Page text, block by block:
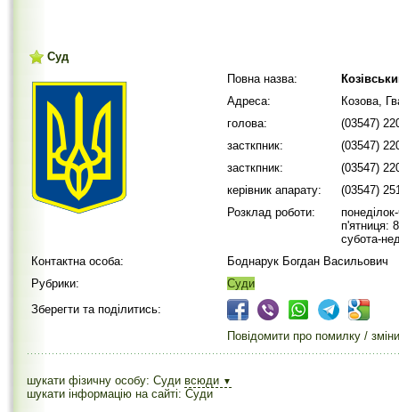
Суд
Повна назва:
Адреса:
Козова,
голова:
(03547)
засткпник:
(03547)
засткпник:
(03547)
керівник апарату:
(03547)
Розклад роботи:
п'ятниця:
субота-
Контактна особа:
Боднарук Богдан Васильович
Рубрики:
Суди
Зберегти та поділитись:
Повідомити про помилку / зміни
шукати фізичну особу: Суди всюди ▼
шукати інформацію на сайті: Суди